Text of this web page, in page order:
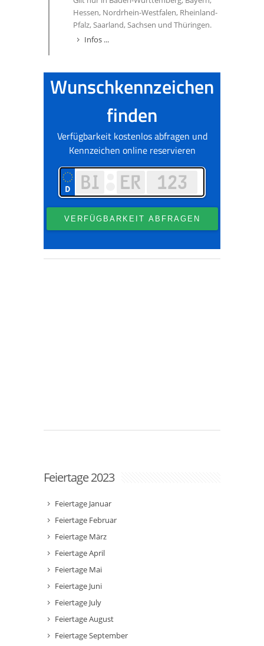
Hessen, Nordrhein-Westfalen, Rheinland-
Pfalz, Saarland, Sachsen und Thüringen.
Infos ...
Feiertage 2023
Feiertage Januar
Feiertage Februar
Feiertage März
Feiertage April
Feiertage Mai
Feiertage Juni
Feiertage July
Feiertage August
Feiertage September